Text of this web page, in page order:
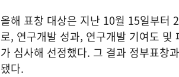
올해 표창 대상은 지난 10월 15일부터
로, 연구개발 성과, 연구개발 기여도
가 심사해 선정했다. 그 결과 정부표창
됐다.